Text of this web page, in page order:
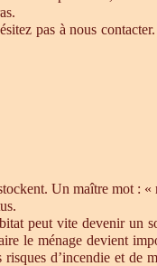
pas à nous
Un maître mot : «
peut vite devenir un
le ménage devient
d’incendie et de